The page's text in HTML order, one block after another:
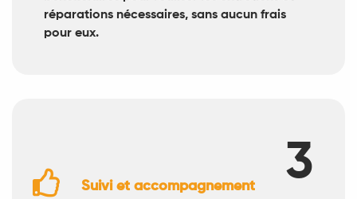
réparations nécessaires, sans aucun frais
pour eux.
3
 Suivi et accompagnement